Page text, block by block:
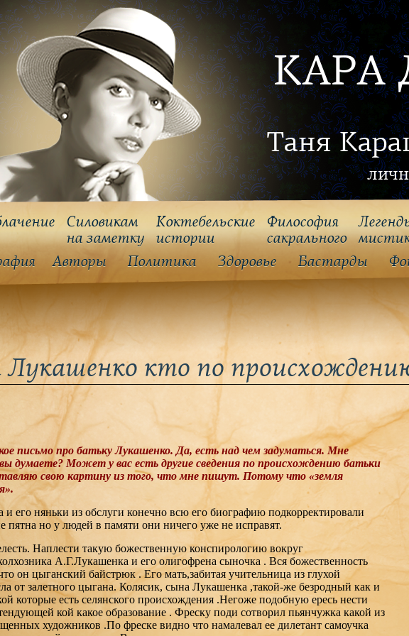
КАРА
Таня
Силовикам
на заметку
Коктебельские
истории
Философия
cакрального
Авторы Политика Здоровье Бастарды
кто по
письмо про батьку Лукашенко. Да, есть над чем задуматься. Мне
думаете? Может у вас есть другие сведения по происхождению батьки
свою картину из того, что мне пишут. Потому что «земля
его няньки из обслуги конечно всю его биографию подкорректировали
пятна но у людей в памяти они ничего уже не исправят.
Наплести такую божественную конспирологию вокруг
А.Г.Лукашенка и его олигофрена сыночка . Вся божественность
он цыганский байстрюк . Его мать,забитая учительница из глухой
от залетного цыгана. Колясик, сына Лукашенка ,такой-же безродный как и
которые есть селянского происхождения .Негоже подобную ересь нести
кой какое образование . Фреску поди сотворил пьянчужка какой из
художников .По фреске видно что намалевал ее дилетант самоучка